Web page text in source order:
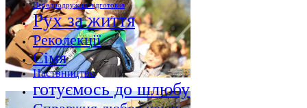
Передподружня підготовка
Рух за життя
Реколекції
Сімя
Наствництво
готуємось до шлюбу